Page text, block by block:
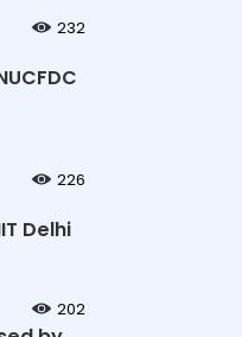
232
226
Delhi
202